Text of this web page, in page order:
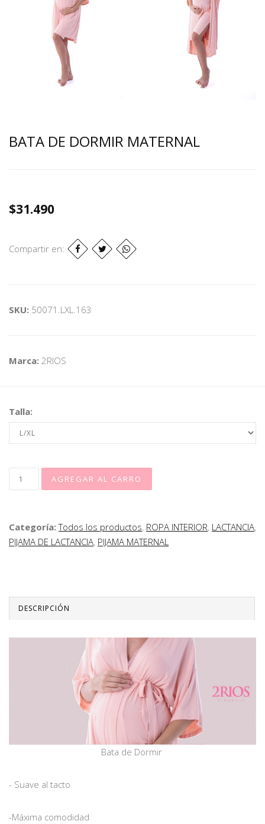
BATA DE DORMIR MATERNAL
$31.490
Compartir en:
SKU: 50071.LXL.163
Marca: 2RIOS
Talla:
Categoría:Todos los productos, ROPA INTERIOR, LACTANCIA,
PIJAMA DE LACTANCIA, PIJAMA MATERNAL
DESCRIPCIÓN
Bata de Dormir
- Suave al tacto
-Máxima comodidad